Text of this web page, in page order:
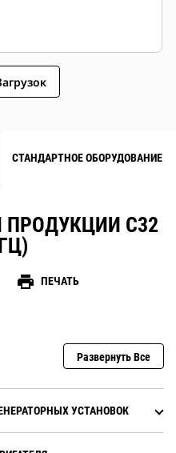
СТАНДАРТНОЕ ОБОРУДОВАНИЕ
C32
print ПЕЧАТЬ
Развернуть Все
УСТАНОВОК